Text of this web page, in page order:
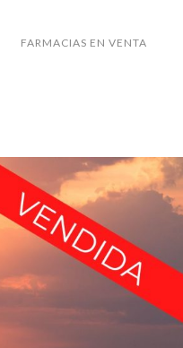
FARMACIAS EN VENTA